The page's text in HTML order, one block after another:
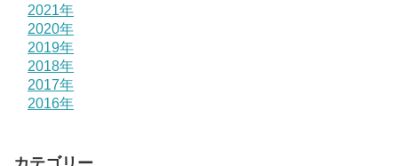
2021年
2020年
2019年
2018年
2017年
2016年